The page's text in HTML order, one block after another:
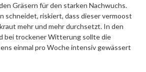
Gräsern für den starken Nachwuchs.
schneidet, riskiert, dass dieser vermoost
mehr und mehr durchsetzt. In den
bei trockener Witterung sollte die
einmal pro Woche intensiv gewässert